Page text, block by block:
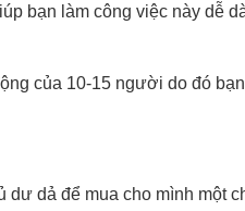
bạn làm công việc này dễ
của 10-15 người do đó
dả để mua cho mình một